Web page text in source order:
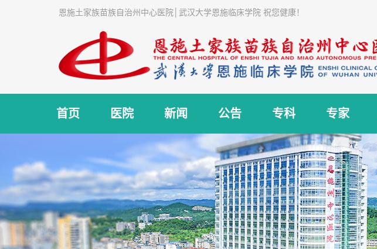
恩施土家族苗族自治州中心医院│武汉大学恩施临床学院 祝您健康！
首页 医院 新闻 公告 专科 专家